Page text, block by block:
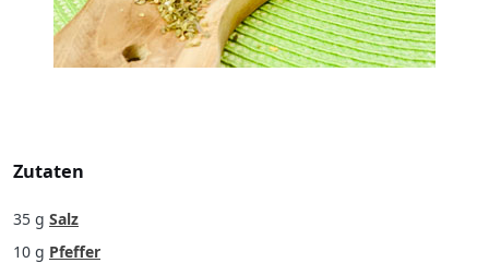
Zutaten
35 g Salz
10 g Pfeffer